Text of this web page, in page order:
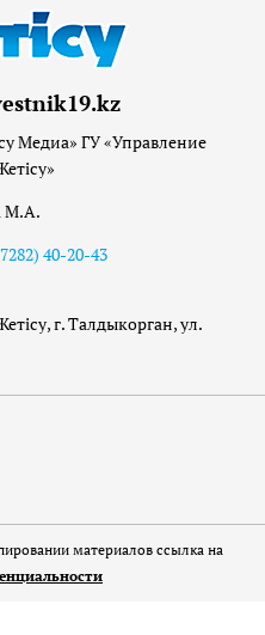
Медиа» ГУ «Управление
М.А.
40-20-43
г. Талдыкорган, ул.
материалов ссылка на